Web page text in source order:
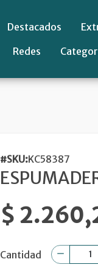
Destacados
Redes
#SKU:KC58387
$
Cantidad